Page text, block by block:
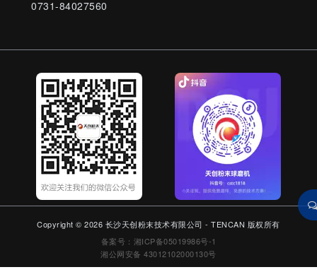
0731-84027560
Copyright © 2026 长沙天创粉末技术有限公司 - TENCAN 版权所有
备案号：湘ICP备05019986号-1
湘公网安备 43012102000130号